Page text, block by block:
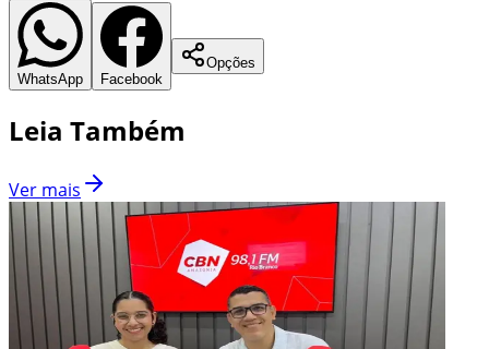
WhatsApp Facebook
Opções
Leia Também
Ver mais